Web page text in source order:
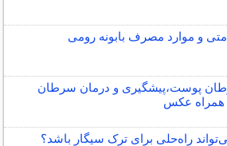
و موارد مصرف بابونه رومی
پوست،پیشگیری و درمان سرطان
همراه عکس
راه‌حلی برای ترک سیگار باشد؟